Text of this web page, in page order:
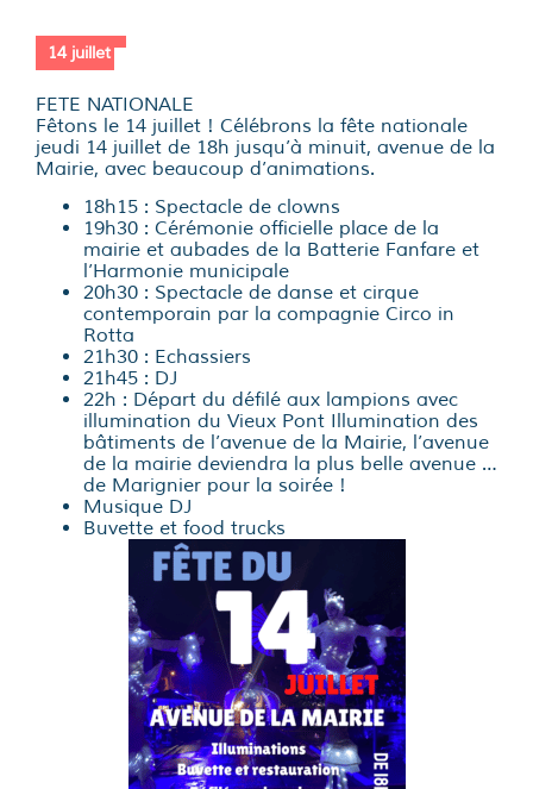
14 juillet
FETE NATIONALE
Fêtons le 14 juillet ! Célébrons la fête nationale
jeudi 14 juillet de 18h jusqu’à minuit, avenue de la
Mairie, avec beaucoup d’animations.
18h15 : Spectacle de clowns
19h30 : Cérémonie officielle place de la
mairie et aubades de la Batterie Fanfare et
l’Harmonie municipale
20h30 : Spectacle de danse et cirque
contemporain par la compagnie Circo in
Rotta
21h30 : Echassiers
21h45 : DJ
22h : Départ du défilé aux lampions avec
illumination du Vieux Pont Illumination des
bâtiments de l’avenue de la Mairie, l’avenue
de la mairie deviendra la plus belle avenue …
de Marignier pour la soirée !
Musique DJ
Buvette et food trucks